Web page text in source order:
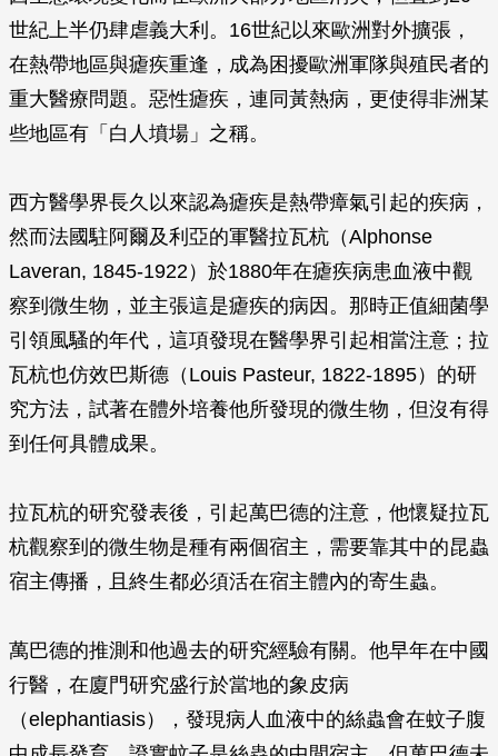
世紀上半仍肆虐義大利。16世紀以來歐洲對外擴張，
在熱帶地區與瘧疾重逢，成為困擾歐洲軍隊與殖民者的
重大醫療問題。惡性瘧疾，連同黃熱病，更使得非洲某
些地區有「白人墳場」之稱。
西方醫學界長久以來認為瘧疾是熱帶瘴氣引起的疾病，
然而法國駐阿爾及利亞的軍醫拉瓦杭（Alphonse
Laveran, 1845-1922）於1880年在瘧疾病患血液中觀
察到微生物，並主張這是瘧疾的病因。那時正值細菌學
引領風騷的年代，這項發現在醫學界引起相當注意；拉
瓦杭也仿效巴斯德（Louis Pasteur, 1822-1895）的研
究方法，試著在體外培養他所發現的微生物，但沒有得
到任何具體成果。
拉瓦杭的研究發表後，引起萬巴德的注意，他懷疑拉瓦
杭觀察到的微生物是種有兩個宿主，需要靠其中的昆蟲
宿主傳播，且終生都必須活在宿主體內的寄生蟲。
萬巴德的推測和他過去的研究經驗有關。他早年在中國
行醫，在廈門研究盛行於當地的象皮病
（elephantiasis），發現病人血液中的絲蟲會在蚊子腹